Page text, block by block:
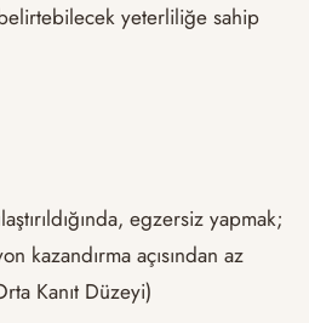
yeterliliğe sahip
egzersiz yapmak;
kazandırma açısından az
Kanıt Düzeyi)